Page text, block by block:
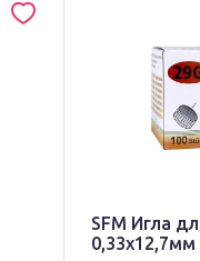
SFM Игла
0,33х12,7мм